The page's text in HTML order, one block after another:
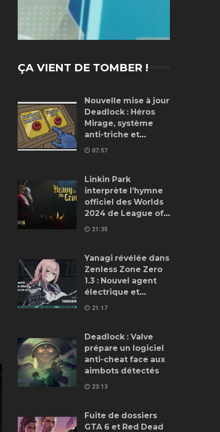
ÇA VIENT DE TOMBER !
Nouvelle mise à jour
Deadlock : Héros
Mirage, système
anti-triche et
améliorations de
07:57
Linkin Park
interprète l’hymne
officiel des Worlds
2024 de League of
Legends
21:35
Yanagi révélée dans
Zenless Zone Zero
1.3 : Nouvel agent
électrique et
détails sur son rôle
21:17
Deadlock : Valve
prépare un logiciel
anti-cheat face aux
aimbots détectés
23:13
Fuite de dossiers
GTA 6 et Red Dead